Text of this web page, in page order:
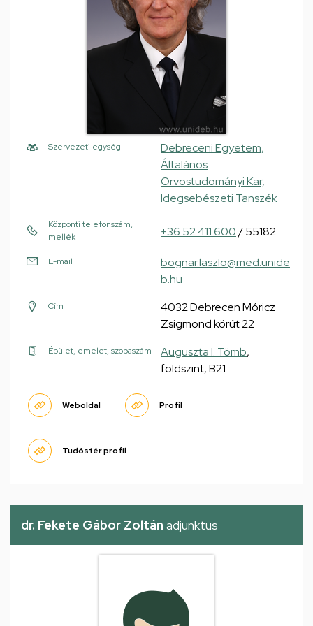
Szervezeti egység
Debreceni Egyetem,
Általános
Orvostudományi Kar,
Idegsebészeti Tanszék
Központi telefonszám,
mellék
+36 52 411 600/ 55182
E-mail
bognar.laszlo@med.unide
b.hu
Cím
4032 Debrecen Móricz
Zsigmond körút 22
Épület, emelet, szobaszám Auguszta I. Tömb,
földszint, B21
Weboldal Profil
Tudóstér profil
dr. Fekete Gábor Zoltán adjunktus